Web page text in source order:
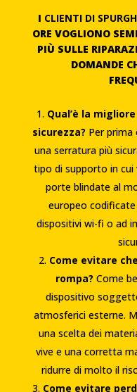
I CLIENTI DI
ORE VOGLIONO
PIÙ SULLE
DOMANDE
Qual’è la
sicurezza? Per prima
una serratura più
tipo di supporto in
porte blindate al
europeo
dispositivi wi-fi o ad
Come evitare
rompa? Come
dispositivo
atmosferici esterne.
una scelta dei
vive e una corretta
ridurre di molto il
Come evitare